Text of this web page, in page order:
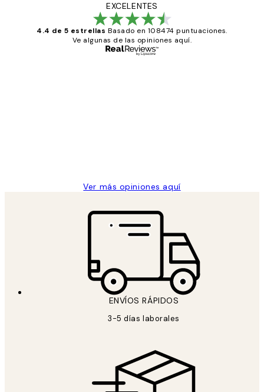
EXCELENTES
4.4 de 5 estrellas Basado en 108474 puntuaciones.
Ve algunas de las opiniones aquí.
Ver más opiniones aquí
ENVÍOS RÁPIDOS
3-5 días laborales